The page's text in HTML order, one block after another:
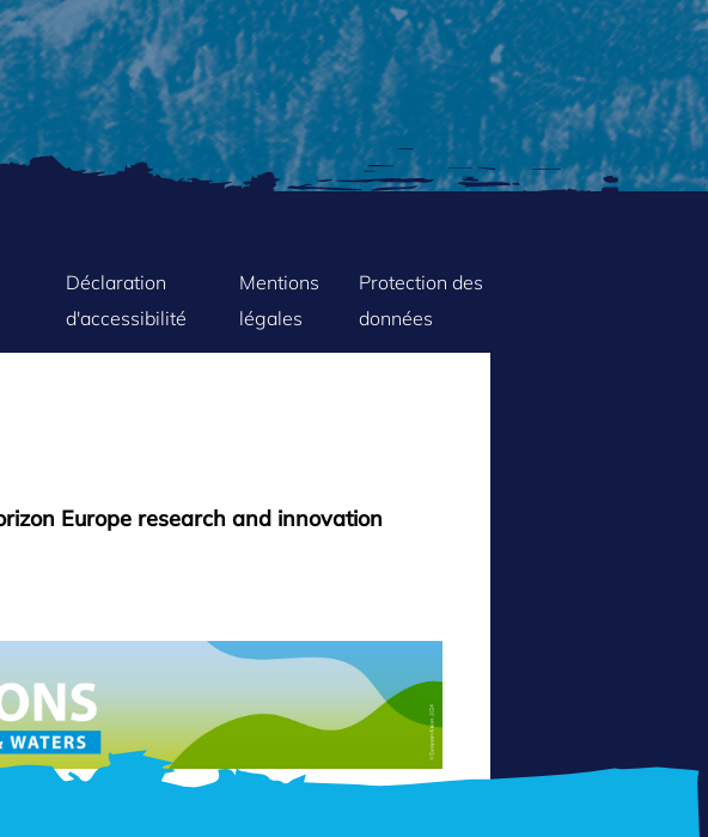
FOOTER
MENU
Déclaration
d'accessibilité
Mentions
légales
Protection des
données
Europe research and innovation